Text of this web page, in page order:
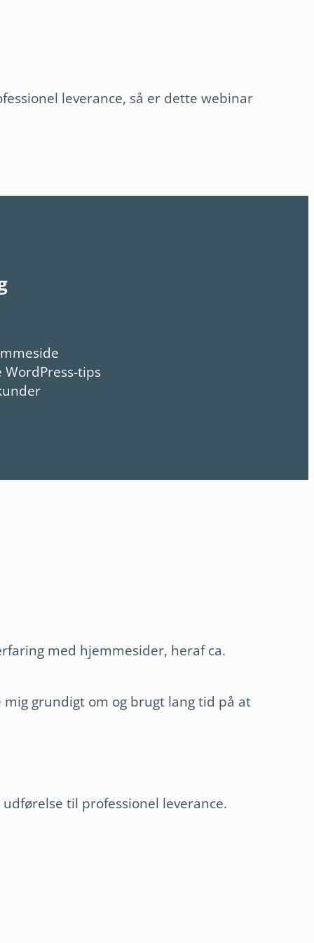
leverance, så er dette webinar
tips
med hjemmesider, heraf ca.
grundigt om og brugt lang tid på at
til professionel leverance.